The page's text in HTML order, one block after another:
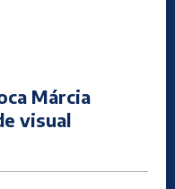
Márcia
visual